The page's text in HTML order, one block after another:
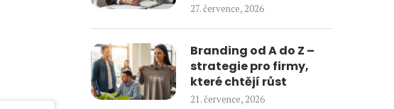
27. července, 2026
Branding od A do Z –
strategie pro firmy,
které chtějí růst
21. července, 2026